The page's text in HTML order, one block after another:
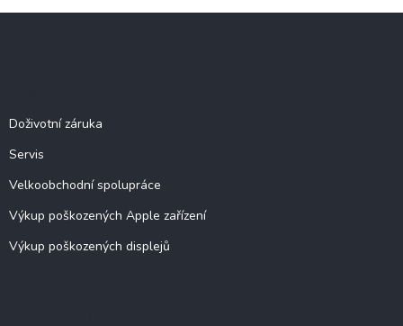
Doživotní záruka
Servis
Velkoobchodní spolupráce
Výkup poškozených Apple zařízení
Výkup poškozených displejů